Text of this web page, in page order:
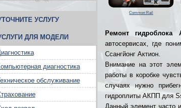
Common Rail
Ремонт
автосервисах, где
Ссангйонг Актион.
Внимание на этот
работы в коробке
случаях нужно
гидроплиты АКПП для
Данный элемент часто
УСЛУГУ
ДЛЯ МОДЕЛИ
диагностика
обслуживание